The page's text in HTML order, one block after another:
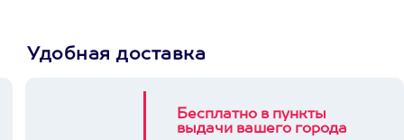
Удобная доставка
Бесплатно в пункты
выдачи вашего города